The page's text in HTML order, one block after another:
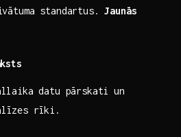
standartus.Jaunās
datu pārskati ⁤un
rīki.